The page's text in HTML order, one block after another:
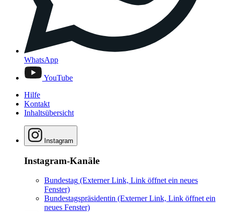
WhatsApp
YouTube
Hilfe
Kontakt
Inhaltsübersicht
Instagram
Instagram-Kanäle
Bundestag (Externer Link, Link öffnet ein neues
Fenster)
Bundestagspräsidentin (Externer Link, Link öffnet ein
neues Fenster)